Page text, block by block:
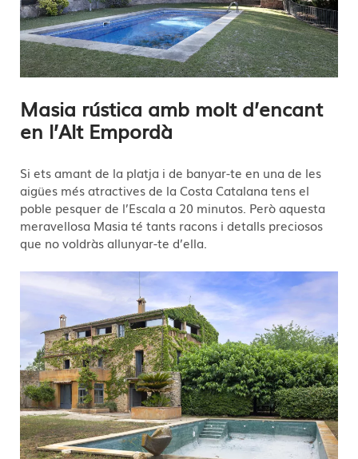
Masia rústica amb molt d’encant
en l’Alt Empordà
Si ets amant de la platja i de banyar-te en una de les
aigües més atractives de la Costa Catalana tens el
poble pesquer de l’Escala a 20 minutos. Però aquesta
meravellosa Masia té tants racons i detalls preciosos
que no voldràs allunyar-te d’ella.